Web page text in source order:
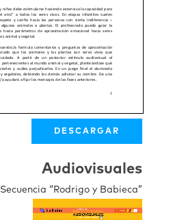
DESCARGAR
Audiovisuales
Secuencia “Rodrigo y Babieca”